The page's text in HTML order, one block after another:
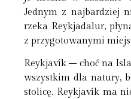
Jednym z najbardziej
rzeka Reykjadalur,
z przygotowanymi
Reykjavík – choć na
wszystkim dla natury,
stolicę. Reykjavík ma